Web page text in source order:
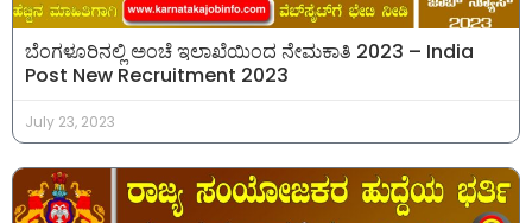
ಬೆಂಗಳೂರಿನಲ್ಲಿ ಅಂಚೆ ಇಲಾಖೆಯಿಂದ ನೇಮಕಾತಿ 2023 – India
Post New Recruitment 2023
July 23, 2023